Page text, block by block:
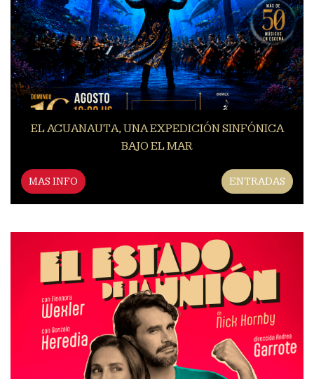
EL ACUANAUTA, UNA EXPEDICIÓN SINFÓNICA
BAJO EL MAR
MAS INFO ENTRADAS